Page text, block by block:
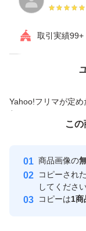
取引実績99+
Yahoo!フリマが定
付与しています
安心取引出品者
取引実績
価格の
こ
商品画像の
コピーされ
してくださ
コピーは1商
この商品をみて